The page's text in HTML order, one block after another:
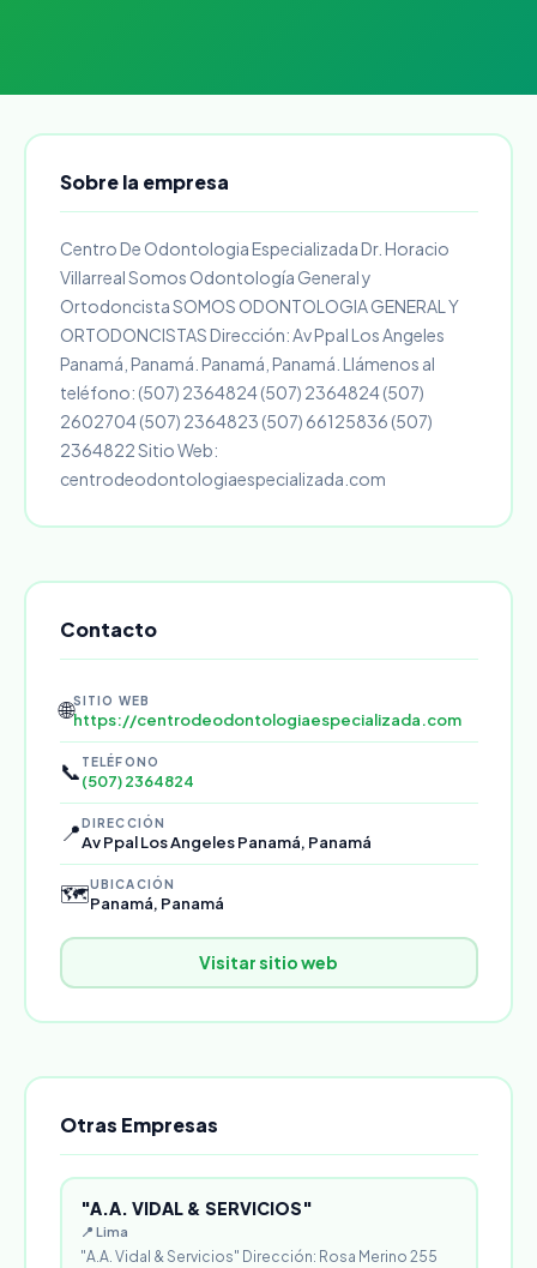
Sobre la empresa
Centro De Odontologia Especializada Dr. Horacio
Villarreal Somos Odontología General y
Ortodoncista SOMOS ODONTOLOGIA GENERAL Y
ORTODONCISTAS Dirección: Av Ppal Los Angeles
Panamá, Panamá. Panamá, Panamá. Llámenos al
teléfono: (507) 2364824 (507) 2364824 (507)
2602704 (507) 2364823 (507) 66125836 (507)
2364822 Sitio Web:
centrodeodontologiaespecializada.com
Contacto
🌐SITIO WEB
https://centrodeodontologiaespecializada.com
📞 TELÉFONO
(507) 2364824
📍DIRECCIÓN
Av Ppal Los Angeles Panamá, Panamá
🗺️UBICACIÓN
Panamá, Panamá
Visitar sitio web
Otras Empresas
"A.A. VIDAL & SERVICIOS"
📍 Lima
"A.A. Vidal & Servicios" Dirección: Rosa Merino 255